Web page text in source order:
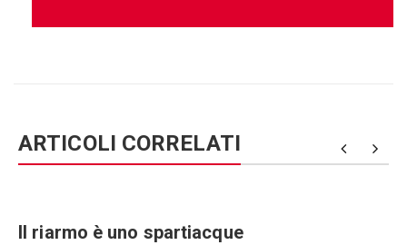
ARTICOLI CORRELATI
Il riarmo è uno spartiacque